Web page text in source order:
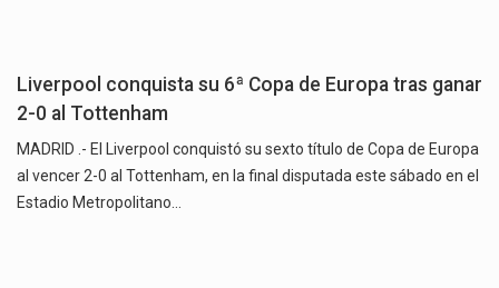
Liverpool conquista su 6ª Copa de Europa tras ganar
2-0 al Tottenham
MADRID .- El Liverpool conquistó su sexto título de Copa de Europa
al vencer 2-0 al Tottenham, en la final disputada este sábado en el
Estadio Metropolitano…